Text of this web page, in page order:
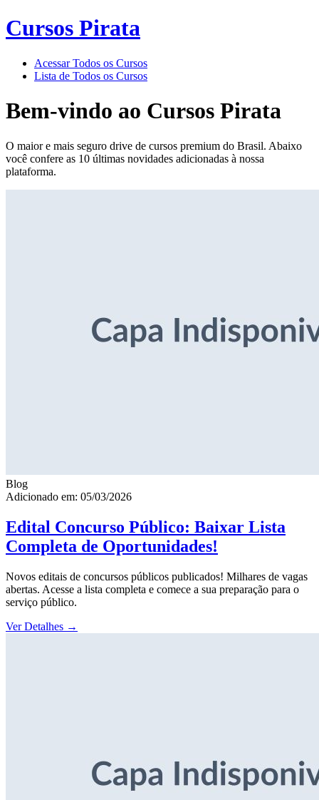
Cursos Pirata
Acessar Todos os Cursos
Lista de Todos os Cursos
Bem-vindo ao Cursos Pirata
O maior e mais seguro drive de cursos premium do Brasil. Abaixo
você confere as 10 últimas novidades adicionadas à nossa
plataforma.
Blog
Adicionado em: 05/03/2026
Edital Concurso Público: Baixar Lista
Completa de Oportunidades!
Novos editais de concursos públicos publicados! Milhares de vagas
abertas. Acesse a lista completa e comece a sua preparação para o
serviço público.
Ver Detalhes →